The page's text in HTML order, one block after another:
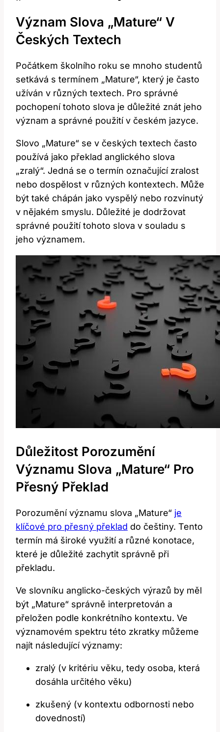
Význam Slova „Mature“ V
Českých Textech
Počátkem školního roku se mnoho studentů
setkává s termínem „Mature“, který je často
užíván v různých textech. Pro správné
pochopení tohoto slova je důležité znát jeho
význam a správné použití v českém jazyce.
Slovo „Mature“ se v českých textech často
používá jako překlad anglického slova
„zralý“. Jedná se o termín označující zralost
nebo dospělost v různých kontextech. Může
být také chápán jako vyspělý nebo rozvinutý
v nějakém smyslu. Důležité je dodržovat
správné použití tohoto slova v souladu s
jeho významem.
Důležitost Porozumění
Významu Slova „Mature“ Pro
Přesný Překlad
Porozumění významu slova „Mature“ je
klíčové pro přesný překlad do češtiny. Tento
termín má široké využití a různé konotace,
které je důležité zachytit správně při
překladu.
Ve slovníku anglicko-českých výrazů by měl
být „Mature“ správně interpretován a
přeložen podle konkrétního kontextu. Ve
významovém spektru této zkratky můžeme
najít následující významy:
zralý (v kritériu věku, tedy osoba, která
dosáhla určitého věku)
zkušený (v kontextu odbornosti nebo
dovedností)